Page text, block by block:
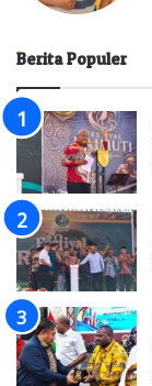
Berita Populer